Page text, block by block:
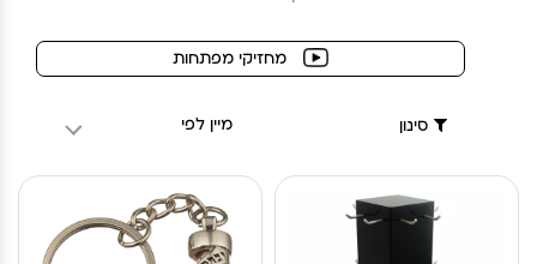
מחזיקי מפתחות
סינון מיין לפי